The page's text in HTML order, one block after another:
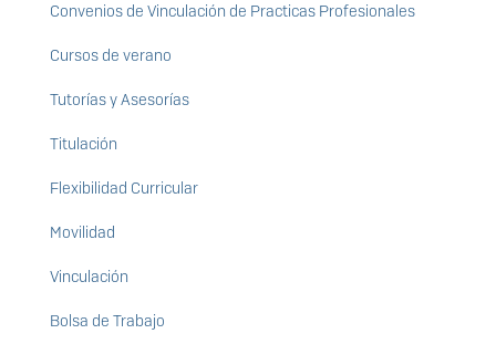
Convenios de Vinculación de Practicas Profesionales
Cursos de verano
Tutorías y Asesorías
Titulación
Flexibilidad Curricular
Movilidad
Vinculación
Bolsa de Trabajo